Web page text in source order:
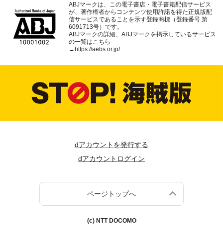
ABJマークは、この電子書店・電子書籍配信サービス
が、著作権者からコンテンツ使用許諾を得た正規版配
信サービスであることを示す登録商標（登録番号 第
6091713号）です。
ABJマークの詳細、ABJマークを掲示しているサービス
の一覧はこちら
→https://aebs.or.jp/
dアカウントを発行する
dアカウントログイン
ページトップへ
(c) NTT DOCOMO